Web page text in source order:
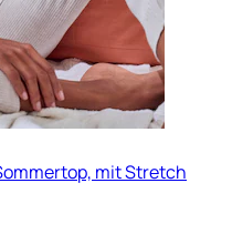
mit Stretch